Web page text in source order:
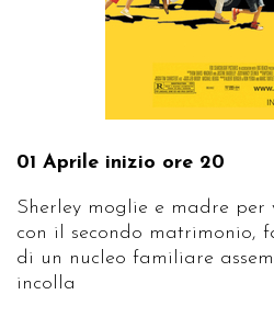
01 Aprile inizio ore 20
Sherley moglie e madre per
con il secondo matrimonio,
di un nucleo familiare
incolla